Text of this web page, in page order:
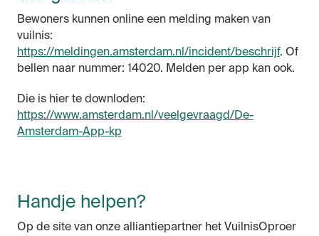
Bewoners kunnen online een melding maken van
vuilnis:
https://meldingen.amsterdam.nl/incident/beschrijf. Of
bellen naar nummer: 14020. Melden per app kan ook.
Die is hier te downloden:
https://www.amsterdam.nl/veelgevraagd/De-
Amsterdam-App-kp
Handje helpen?
Op de site van onze alliantiepartner het VuilnisOproer